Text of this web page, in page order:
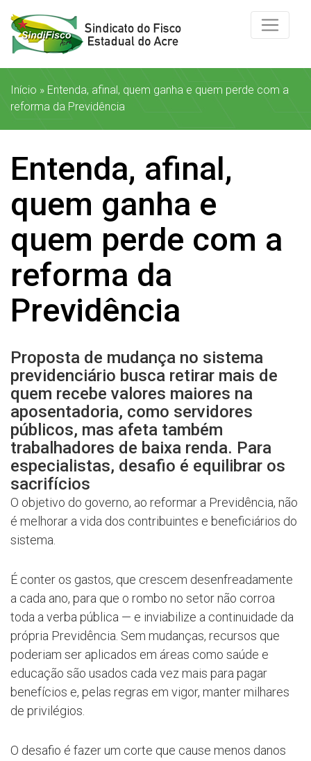
Início » Entenda, afinal, quem ganha e quem perde com a
reforma da Previdência
Entenda, afinal,
quem ganha e
quem perde com a
reforma da
Previdência
Proposta de mudança no sistema
previdenciário busca retirar mais de
quem recebe valores maiores na
aposentadoria, como servidores
públicos, mas afeta também
trabalhadores de baixa renda. Para
especialistas, desafio é equilibrar os
sacrifícios
O objetivo do governo, ao reformar a Previdência, não
é melhorar a vida dos contribuintes e beneficiários do
sistema.
É conter os gastos, que crescem desenfreadamente
a cada ano, para que o rombo no setor não corroa
toda a verba pública — e inviabilize a continuidade da
própria Previdência. Sem mudanças, recursos que
poderiam ser aplicados em áreas como saúde e
educação são usados cada vez mais para pagar
benefícios e, pelas regras em vigor, manter milhares
de privilégios.
O desafio é fazer um corte que cause menos danos